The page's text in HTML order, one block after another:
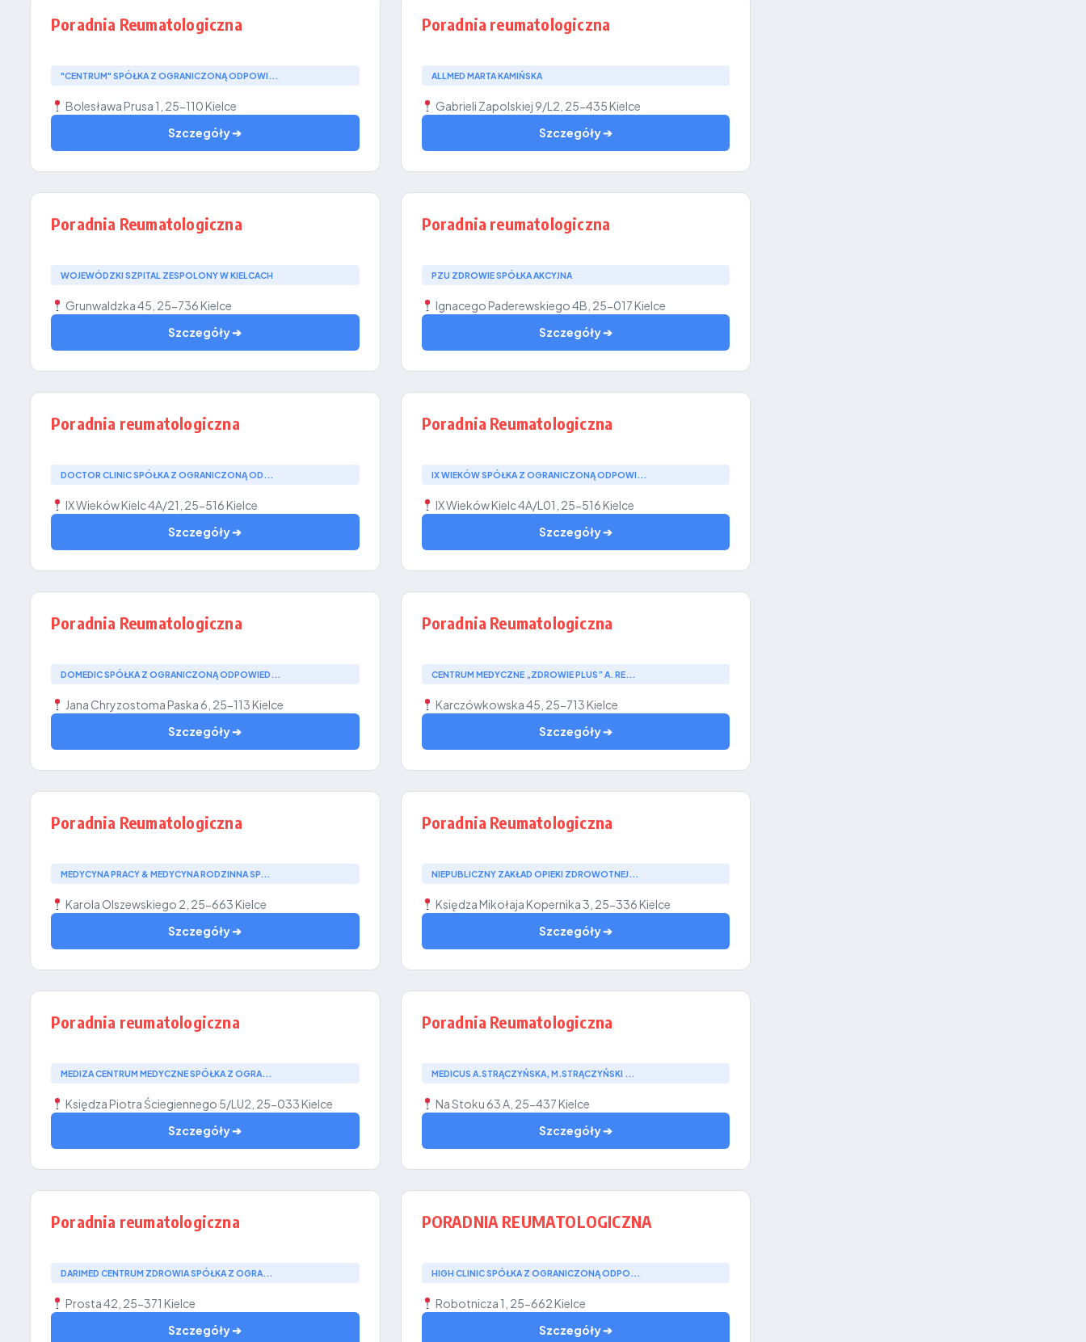
Poradnia Reumatologiczna
"CENTRUM" SPÓŁKA Z OGRANICZONĄ ODPOWI...
Bolesława Prusa 1, 25-110 Kielce
Szczegóły ➔
Poradnia reumatologiczna
ALLMED MARTA KAMIŃSKA
Gabrieli Zapolskiej 9/L2, 25-435 Kielce
Szczegóły ➔
Poradnia Reumatologiczna
WOJEWÓDZKI SZPITAL ZESPOLONY W KIELCACH
Grunwaldzka 45, 25-736 Kielce
Szczegóły ➔
Poradnia reumatologiczna
PZU ZDROWIE SPÓŁKA AKCYJNA
Ignacego Paderewskiego 4B, 25-017 Kielce
Szczegóły ➔
Poradnia reumatologiczna
DOCTOR CLINIC SPÓŁKA Z OGRANICZONĄ OD...
IX Wieków Kielc 4A/21, 25-516 Kielce
Szczegóły ➔
Poradnia Reumatologiczna
IX WIEKÓW SPÓŁKA Z OGRANICZONĄ ODPOWI...
IX Wieków Kielc 4A/L01, 25-516 Kielce
Szczegóły ➔
Poradnia Reumatologiczna
DOMEDIC SPÓŁKA Z OGRANICZONĄ ODPOWIED...
Jana Chryzostoma Paska 6, 25-113 Kielce
Szczegóły ➔
Poradnia Reumatologiczna
CENTRUM MEDYCZNE „ZDROWIE PLUS” A. RE...
Karczówkowska 45, 25-713 Kielce
Szczegóły ➔
Poradnia Reumatologiczna
MEDYCYNA PRACY & MEDYCYNA RODZINNA SP...
Karola Olszewskiego 2, 25-663 Kielce
Szczegóły ➔
Poradnia Reumatologiczna
NIEPUBLICZNY ZAKŁAD OPIEKI ZDROWOTNEJ...
Księdza Mikołaja Kopernika 3, 25-336 Kielce
Szczegóły ➔
Poradnia reumatologiczna
MEDIZA CENTRUM MEDYCZNE SPÓŁKA Z OGRA...
Księdza Piotra Ściegiennego 5/LU2, 25-033 Kielce
Szczegóły ➔
Poradnia Reumatologiczna
MEDICUS A.STRĄCZYŃSKA, M.STRĄCZYŃSKI ...
Na Stoku 63 A, 25-437 Kielce
Szczegóły ➔
Poradnia reumatologiczna
DARIMED CENTRUM ZDROWIA SPÓŁKA Z OGRA...
Prosta 42, 25-371 Kielce
Szczegóły ➔
PORADNIA REUMATOLOGICZNA
HIGH CLINIC SPÓŁKA Z OGRANICZONĄ ODPO...
Robotnicza 1, 25-662 Kielce
Szczegóły ➔